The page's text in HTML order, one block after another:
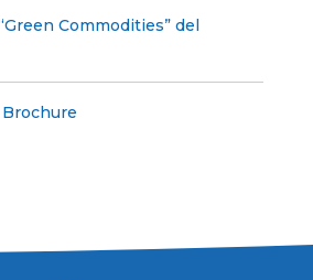
Commodities” del